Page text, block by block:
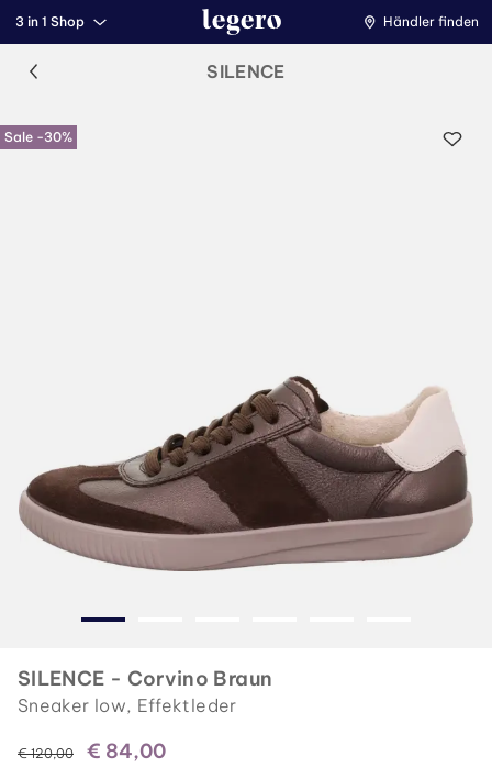
3 in 1 Shop Händler finden
SILENCE
Sale -30%
SILENCE - Corvino Braun
Sneaker low, Effektleder
statt
€ 120,00 € 84,00